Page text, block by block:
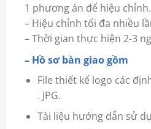
1 phương án để hiệu chỉnh.
– Hiệu chỉnh tối đa nhiều
– Thời gian thực hiện 2-3
– Hồ sơ bàn giao gồm
File thiết kế logo các
. JPG.
Tài liệu hướng dẫn sử